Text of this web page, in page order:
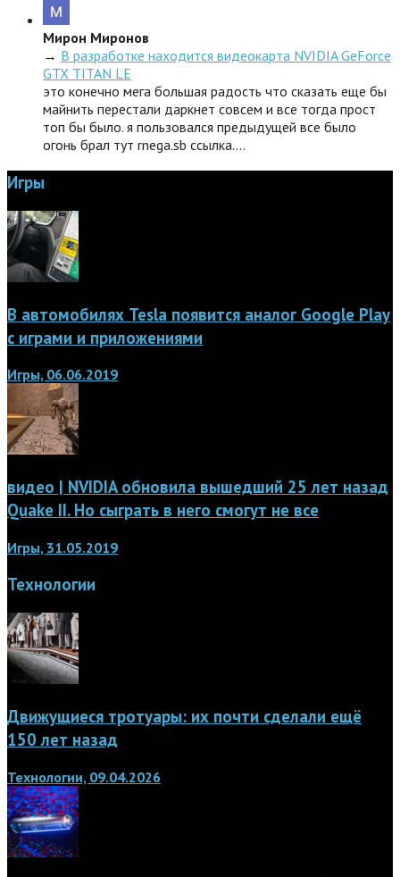
Мирон Миронов
→ В разработке находится видеокарта NVIDIA GeForce
GTX TITAN LE
это конечно мега большая радость что сказать еще бы
майнить перестали даркнет совсем и все тогда прост
топ бы было. я пользовался предыдущей все было
огонь брал тут rnega.sb ссылка.…
Игры
В автомобилях Tesla появится аналог Google Play
с играми и приложениями
Игры, 06.06.2019
видео | NVIDIA обновила вышедший 25 лет назад
Quake II. Но сыграть в него смогут не все
Игры, 31.05.2019
Технологии
Движущиеся тротуары: их почти сделали ещё
150 лет назад
Технологии, 09.04.2026